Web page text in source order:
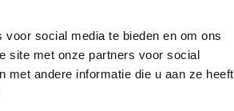
social media te bieden en om ons
site met onze partners voor social
met andere informatie die u aan ze heeft